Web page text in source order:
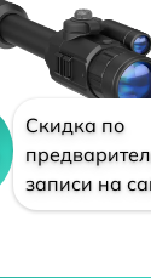
Скидка по
записи на